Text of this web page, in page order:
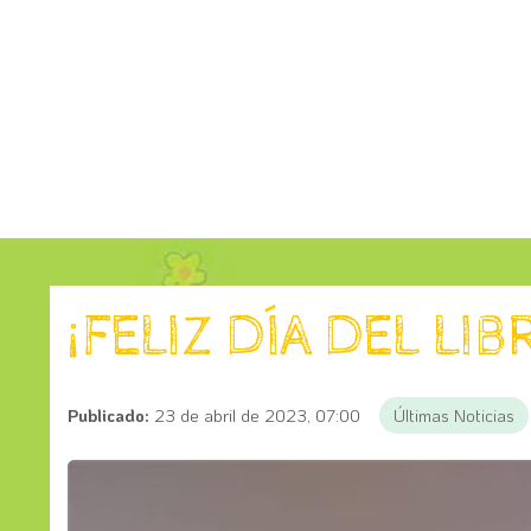
¡FELIZ DÍA DEL
Publicado: 23 de abril de 2023, 07:00 Últimas Noticias